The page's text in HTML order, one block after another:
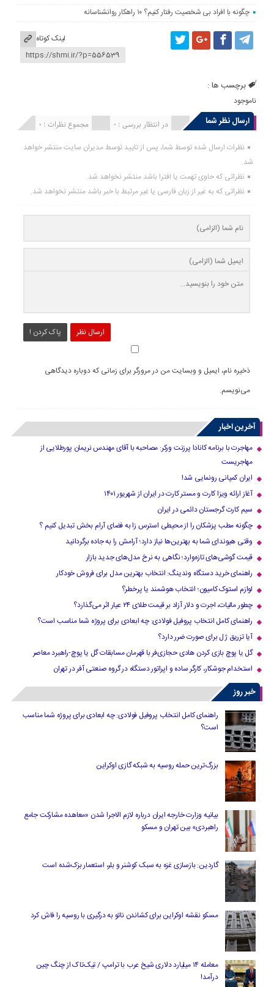
چگونه با افراد بی شخصیت رفتار کنیم؟ ۱۰ راهکار روانشناسانه
لینک کوتاه
برچسب ها :
ناموجود
ارسال نظر شما مجموع نظرات : 0 در انتظار بررسی : 0 انتشار یافته : 0
نظرات ارسال شده توسط شما، پس از تایید توسط مدیران سایت منتشر خواهد
شد.
نظراتی که حاوی تهمت یا افترا باشد منتشر نخواهد شد.
نظراتی که به غیر از زبان فارسی یا غیر مرتبط با خبر باشد منتشر نخواهد شد.
ارسال نظر پاک کردن !
ذخیره نام، ایمیل و وبسایت من در مرورگر برای زمانی که دوباره دیدگاهی
می‌نویسم.
آخرین اخبار
مهاجرت با برنامه کانادا پرزنت ورکر: مصاحبه با آقای مهندس نریمان پورطلایی از
مهاجریست
ایران کمپانی رونمایی شد!
آغاز ارائه ویزا کارت و مستر کارت در ایران از شهریور ۱۴۰۱
سیم کارت گرجستان دائمی در ایران
چگونه مطب پزشکان را از محیطی استرس زا به فضای آرام بخش تبدیل کنیم ؟
وقتی هیوندای شما به بهترین‌ها نیاز دارد؛ آرامش را به جاده برگردانید
قیمت گوشی‌های تازه‌وارد؛ نگاهی به نرخ مدل‌های جدید بازار
راهنمای خرید دستگاه وندینگ: انتخاب بهترین مدل برای فروش خودکار
لوازم استوک کامیون؛ انتخاب هوشمند یا پرخطر؟
چطور مالیات، اجرت و دلار آزاد بر قیمت طلای ۲۴ عیار اثر می‌گذارد؟
راهنمای کامل انتخاب پروفیل فولادی: چه ابعادی برای پروژه شما مناسب است؟
آیا تزریق ژل برای صورت ضرر دارد​؟
گل یا پوچ بازی کردن هادی حجازی‌فر با قهرمان مسابقات گل یا پوچ-راهبرد معاصر
استخدام جوشکار، کارگر ساده و اپراتور دستگاه در گروه صنعتی آفر در تهران
خبر روز
راهنمای کامل انتخاب پروفیل فولادی: چه ابعادی برای پروژه شما مناسب
است؟
بزرگ‌ترین حمله روسیه به شبکه گازی اوکراین
بیانیه وزارت خارجه ایران درباره لازم‌ الاجرا شدن «معاهده مشارکت جامع
راهبردی» بین تهران و مسکو
گاردین: بازسازی غزه به سبک کوشنر و بلر، استعمار بزک‌شده است
مسکو نقشه اوکراین برای کشاندن ناتو به درگیری با روسیه را فاش کرد
معامله ۱۴ میلیارد دلاری شیخ عرب با ترامپ / تیک‌تاک از چنگ چین
درآمد!